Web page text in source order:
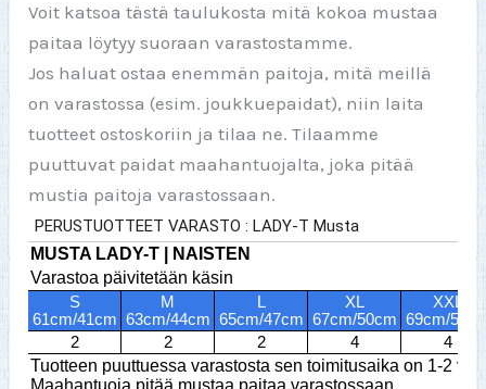
Voit katsoa tästä taulukosta mitä kokoa mustaa
paitaa löytyy suoraan varastostamme.
Jos haluat ostaa enemmän paitoja, mitä meillä
on varastossa (esim. joukkuepaidat), niin laita
tuotteet ostoskoriin ja tilaa ne. Tilaamme
puuttuvat paidat maahantuojalta, joka pitää
mustia paitoja varastossaan.